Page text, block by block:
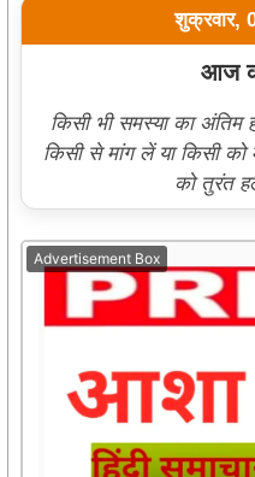
शुक्रवार,
आज
किसी भी समस्या का अंतिम
किसी से मांग लें या किसी
को तुरंत
Advertisement Box